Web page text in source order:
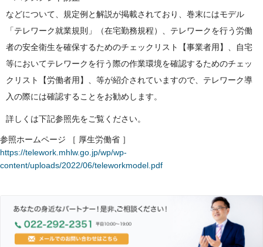
などについて、規定例と解説が掲載されており、巻末にはモデル
「テレワーク就業規則」（在宅勤務規程）、テレワークを行う労働
者の安全衛生を確保するためのチェックリスト【事業者用】、自宅
等においてテレワークを行う際の作業環境を確認するためのチェッ
クリスト【労働者用】、等が紹介されていますので、テレワーク導
入の際には確認することをお勧めします。
詳しくは下記参照先をご覧ください。
参照ホームページ ［ 厚生労働省 ］
https://telework.mhlw.go.jp/wp/wp-
content/uploads/2022/06/teleworkmodel.pdf